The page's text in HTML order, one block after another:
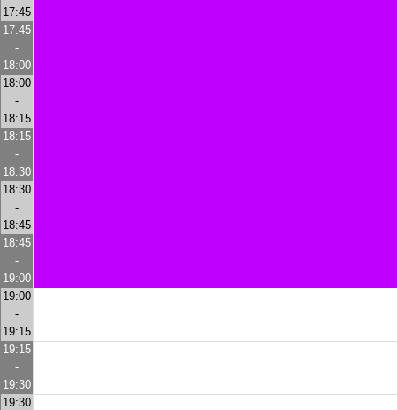
17:45
17:45
-
18:00
18:00
-
18:15
18:15
-
18:30
18:30
-
18:45
18:45
-
19:00
19:00
-
19:15
19:15
-
19:30
19:30